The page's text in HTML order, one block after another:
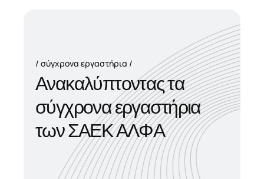
σύγχρονα εργαστήρια
Ανακαλύπτονταςτα
σύγχροναεργαστήρια
τωνΣΑΕΚΑΛΦΑ